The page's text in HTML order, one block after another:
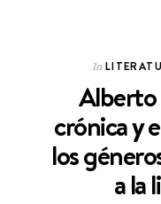
In
Alberto
crónica y
los
a la